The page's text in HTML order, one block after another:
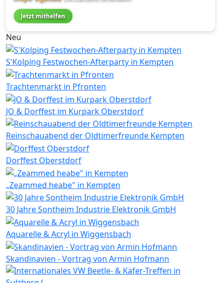
Jetzt mithelfen
Neu
S'Kolping Festwochen-Afterparty in Kempten
Trachtenmarkt in Pfronten
JO & Dorffest im Kurpark Oberstdorf
Reinschauabend der Oldtimerfreunde Kempten
Dorffest Oberstdorf
„Zeammed heabe" in Kempten
30 Jahre Sontheim Industrie Elektronik GmbH
Aquarelle & Acryl in Wiggensbach
Skandinavien - Vortrag von Armin Hofmann